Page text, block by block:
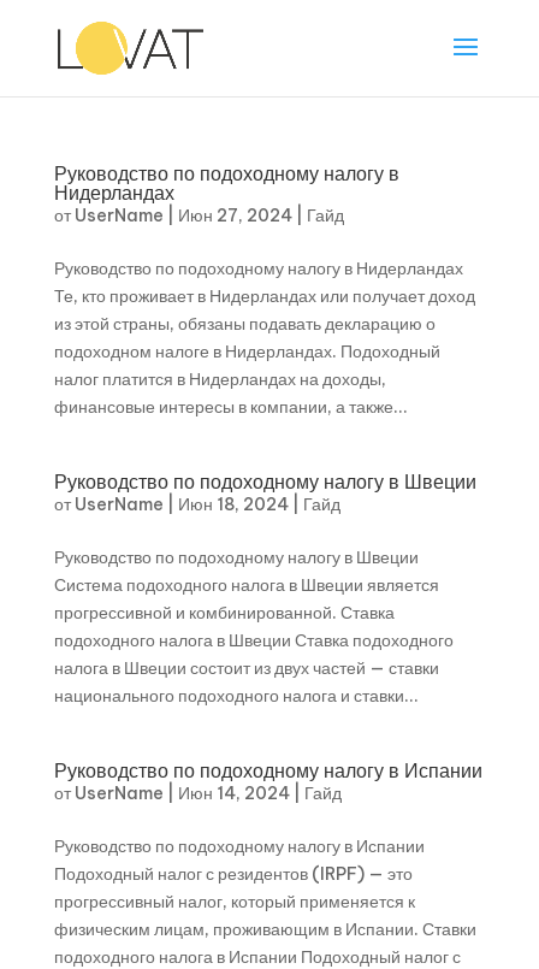
Руководство по подоходному налогу в
Нидерландах
отUserName Июн 27, 2024| Гайд
Руководство по подоходному налогу в Нидерландах
Те, кто проживает в Нидерландах или получает доход
из этой страны, обязаны подавать декларацию о
подоходном налоге в Нидерландах. Подоходный
налог платится в Нидерландах на доходы,
финансовые интересы в компании, а также...
Руководство по подоходному налогу в Швеции
отUserName Июн 18, 2024| Гайд
Руководство по подоходному налогу в Швеции
Система подоходного налога в Швеции является
прогрессивной и комбинированной. Ставка
подоходного налога в Швеции Ставка подоходного
налога в Швеции состоит из двух частей — ставки
национального подоходного налога и ставки...
Руководство по подоходному налогу в Испании
отUserName Июн 14, 2024| Гайд
Руководство по подоходному налогу в Испании
Подоходный налог с резидентов (IRPF) — это
прогрессивный налог, который применяется к
физическим лицам, проживающим в Испании. Ставки
подоходного налога в Испании Подоходный налог с